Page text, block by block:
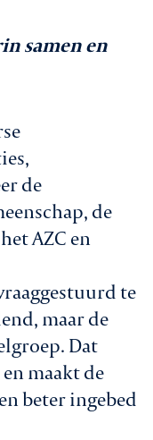
samen en
de
de
AZC en
te
maar de
Dat
maakt de
beter ingebed